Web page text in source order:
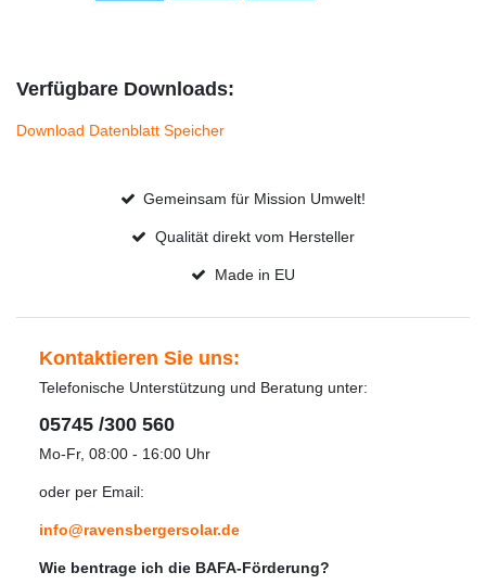
Verfügbare Downloads:
Download Datenblatt Speicher
Gemeinsam für Mission Umwelt!
Qualität direkt vom Hersteller
Made in EU
Kontaktieren Sie uns:
Telefonische Unterstützung und Beratung unter:
05745 /300 560
Mo-Fr, 08:00 - 16:00 Uhr
oder per Email:
info@ravensbergersolar.de
Wie bentrage ich die BAFA-Förderung?